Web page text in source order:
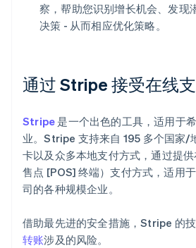
察，帮助您识别增长机会、发现
决策 - 从而相应优化策略。
通过 Stripe 接受在线
Stripe 是一个出色的工具，适用于
业。Stripe 支持来自 195 多个国家/
卡以及众多本地支付方式，通过提
售点 [POS] 终端）支付方式，适用
司的各种规模企业。
借助最先进的安全措施，Stripe 的
转账涉及的风险。